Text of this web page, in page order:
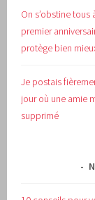
On s’obstine
premier
protège bien
Je postais
jour où une amie
supprimé